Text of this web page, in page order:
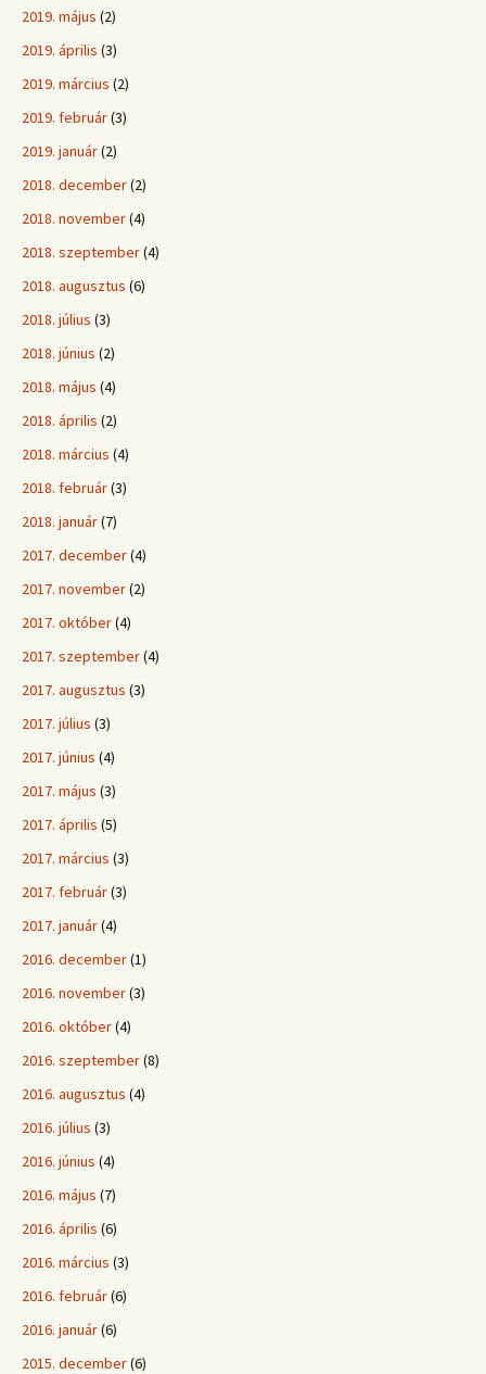
2019. május (2)
2019. április (3)
2019. március (2)
2019. február(3)
2019. január(2)
2018. december(2)
2018. november(4)
2018. szeptember(4)
2018. augusztus (6)
2018. július (3)
2018. június (2)
2018. május (4)
2018. április (2)
2018. március (4)
2018. február(3)
2018. január(7)
2017. december(4)
2017. november(2)
2017. október(4)
2017. szeptember(4)
2017. augusztus (3)
2017. július (3)
2017. június (4)
2017. május (3)
2017. április (5)
2017. március (3)
2017. február(3)
2017. január(4)
2016. december(1)
2016. november(3)
2016. október(4)
2016. szeptember(8)
2016. augusztus (4)
2016. július (3)
2016. június (4)
2016. május (7)
2016. április (6)
2016. március (3)
2016. február(6)
2016. január(6)
2015. december(6)